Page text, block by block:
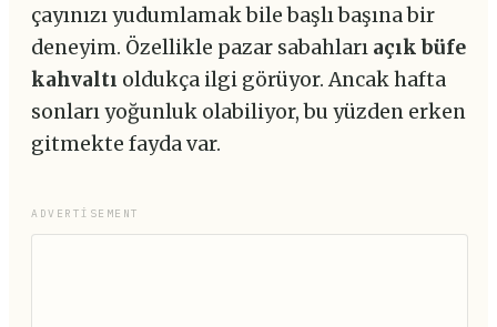
çayınızı yudumlamak bile başlı başına bir
deneyim. Özellikle pazar sabahları açık büfe
kahvaltı oldukça ilgi görüyor. Ancak hafta
sonları yoğunluk olabiliyor, bu yüzden erken
gitmekte fayda var.
ADVERTISEMENT